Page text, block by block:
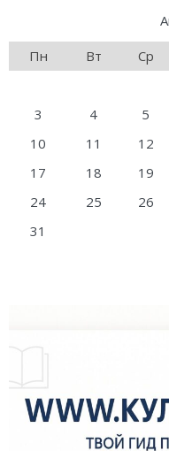
Пн
Вт Ср
3
4 5
10
11 12
17
18 19
24
25 26
31